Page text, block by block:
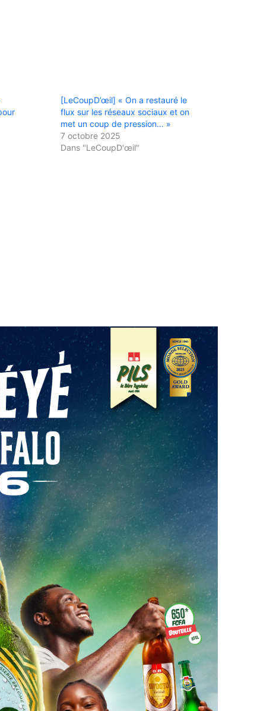
[LeCoupD’œil] « On a restauré le
flux sur les réseaux sociaux et on
met un coup de pression… »
7 octobre 2025
Dans "LeCoupD'œil"